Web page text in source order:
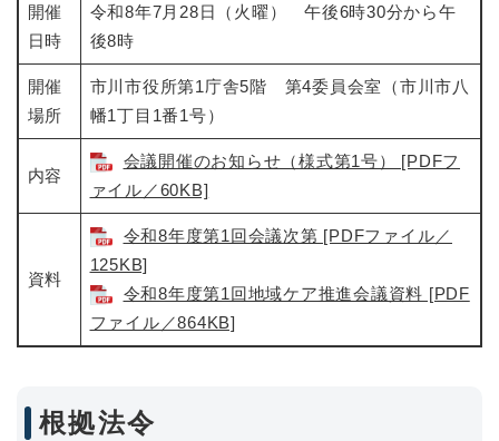
開催
日時
令和8年7月28日（火曜） 午後6時30分から午
後8時
開催
場所
市川市役所第1庁舎5階 第4委員会室（市川市八
幡1丁目1番1号）
内容
会議開催のお知らせ（様式第1号） [PDFフ
ァイル／60KB]
資料
令和8年度第1回会議次第 [PDFファイル／
125KB]
令和8年度第1回地域ケア推進会議資料 [PDF
ファイル／864KB]
根拠法令